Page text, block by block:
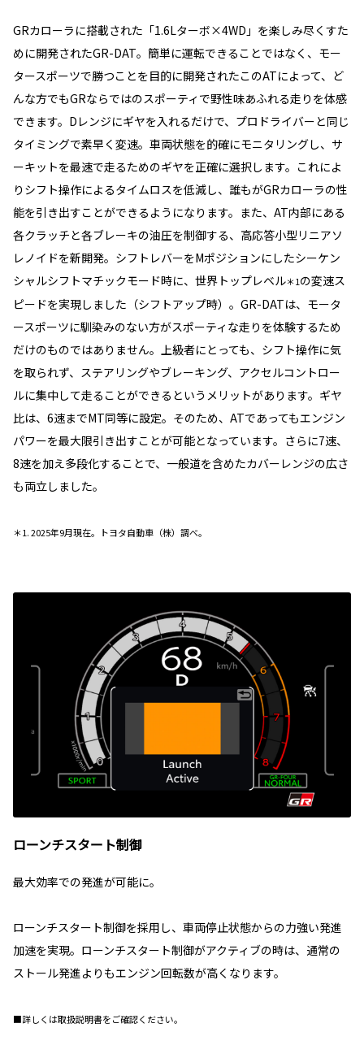
GRカローラに搭載された「1.6Lターボ×4WD」を楽しみ尽くすた
めに開発されたGR-DAT。簡単に運転できることではなく、モー
タースポーツで勝つことを目的に開発されたこのATによって、ど
んな方でもGRならではのスポーティで野性味あふれる走りを体感
できます。Dレンジにギヤを入れるだけで、プロドライバーと同じ
タイミングで素早く変速。車両状態を的確にモニタリングし、サ
ーキットを最速で走るためのギヤを正確に選択します。これによ
りシフト操作によるタイムロスを低減し、誰もがGRカローラの性
能を引き出すことができるようになります。また、AT内部にある
各クラッチと各ブレーキの油圧を制御する、高応答小型リニアソ
レノイドを新開発。シフトレバーをMポジションにしたシーケン
シャルシフトマチックモード時に、世界トップレベル＊1の変速ス
ピードを実現しました（シフトアップ時）。GR-DATは、モータ
ースポーツに馴染みのない方がスポーティな走りを体験するため
だけのものではありません。上級者にとっても、シフト操作に気
を取られず、ステアリングやブレーキング、アクセルコントロー
ルに集中して走ることができるというメリットがあります。ギヤ
比は、6速までMT同等に設定。そのため、ATであってもエンジン
パワーを最大限引き出すことが可能となっています。さらに7速、
8速を加え多段化することで、一般道を含めたカバーレンジの広さ
も両立しました。
＊1. 2025年9月現在。トヨタ自動車（株）調べ。
ローンチスタート制御
最大効率での発進が可能に。
ローンチスタート制御を採用し、車両停止状態からの力強い発進
加速を実現。ローンチスタート制御がアクティブの時は、通常の
ストール発進よりもエンジン回転数が高くなります。
■詳しくは取扱説明書をご確認ください。